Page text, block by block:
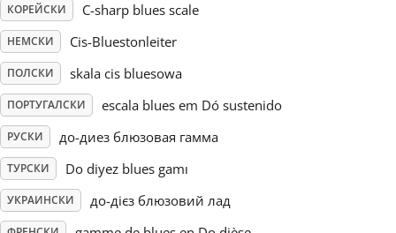
Türkçe
Українська
繁體中文
КОРЕЙСКИ C-sharp blues scale
НЕМСКИ Cis-Bluestonleiter
ПОЛСКИ skala cis bluesowa
ПОРТУГАЛСКИ escala blues em Dó sustenido
РУСКИ до-диез блюзовая гамма
ТУРСКИ Do diyez blues gamı
УКРАИНСКИ до-дієз блюзовий лад